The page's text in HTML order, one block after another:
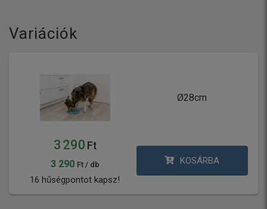
Variációk
Ø28cm
3 290 Ft
3 290 Ft / db
16 hűségpontot kapsz!
KOSÁRBA